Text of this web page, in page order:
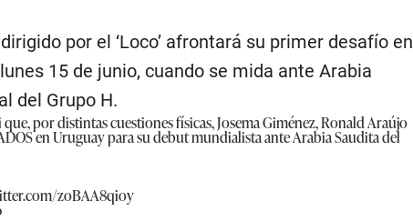
por el ‘Loco’ afrontará su primer desafío en
15 de junio, cuando se mida ante Arabia
del Grupo H.
que, por distintas cuestiones físicas, Josema Giménez, Ronald Araújo
en Uruguay para su debut mundialista ante Arabia Saudita del
zoBAA8qioy